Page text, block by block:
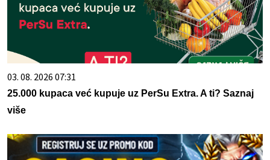
03. 08. 2026 07:31
25.000 kupaca već kupuje uz PerSu Extra. A ti? Saznaj
više